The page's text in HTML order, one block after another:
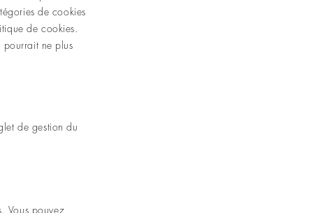
de cookies
de cookies.
pourrait ne plus
de gestion du
Vous pouvez